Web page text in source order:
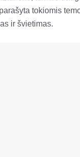
tokiomis
ir švietimas.